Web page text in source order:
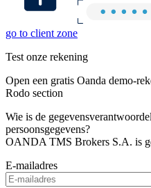
go to client zone
Test onze rekening
Open een gratis Oanda demo-
Rodo section
Wie is de
persoonsgegevens?
OANDA TMS Brokers S.A. is
E-mailadres